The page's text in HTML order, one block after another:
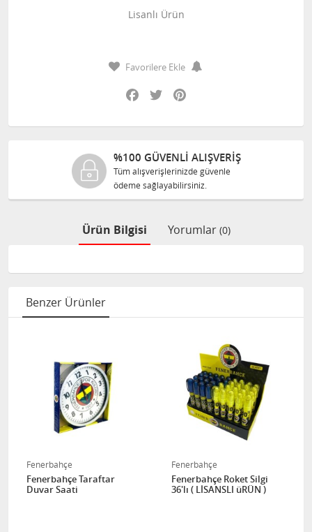
Lisanlı Ürün
Favorilere Ekle
Facebook
Twitter
%100 GÜVENLİ ALIŞVERİŞ
Tüm alışverişlerinizde güvenle
ödeme sağlayabilirsiniz.
Ürün Bilgisi Yorumlar (0)
Benzer Ürünler
Fenerbahçe
Fenerbahçe Taraftar
Duvar Saati
Fenerbahçe
Fenerbahçe Roket Silgi
36'lı ( LİSANSLI üRÜN )